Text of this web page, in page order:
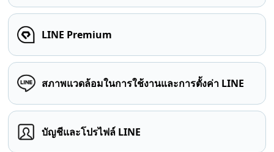
LINE Premium
สภาพแวดล้อมในการใช้งานและการตั้งค่า LINE
บัญชีและโปรไฟล์ LINE